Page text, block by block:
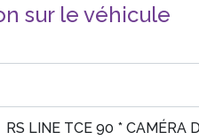
sur le véhicule
RS LINE TCE 90 * CAMÉRA